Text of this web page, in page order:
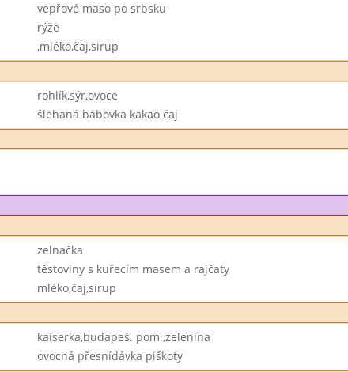
vepřové maso po srbsku
rýže
,mléko,čaj,sirup
rohlík,sýr,ovoce
šlehaná bábovka kakao čaj
zelnačka
těstoviny s kuřecím masem a rajčaty
mléko,čaj,sirup
kaiserka,budapeš. pom.,zelenina
ovocná přesnídávka piškoty